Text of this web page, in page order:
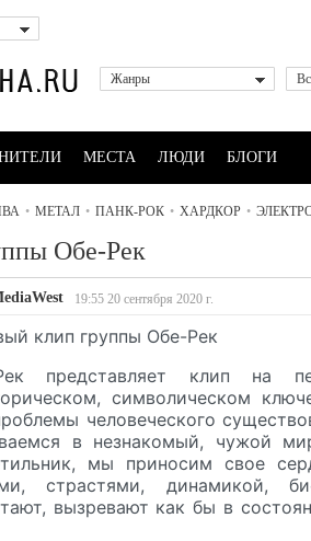
Жанры
МЕСТА ЛЮДИ БЛОГИ
• МЕТАЛ • ПАНК-РОК • ХАРДКОР •
Обе-Рек
19:55 20 сентября 2020 г.
представляет клип на
символическом
человеческого
в незнакомый, чужой
мы приносим свое
страстями, динамикой,
вызревают как бы в